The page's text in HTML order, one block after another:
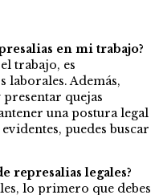
en mi trabajo?
trabajo, es
laborales. Además,
quejas
una postura legal
puedes buscar
represalias legales?
lo primero que debes